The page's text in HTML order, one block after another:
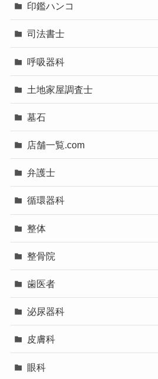
印鑑ハンコ
司法書士
呼吸器科
土地家屋調査士
墓石
店舗一覧.com
弁護士
循環器科
整体
整骨院
歯医者
泌尿器科
皮膚科
眼科